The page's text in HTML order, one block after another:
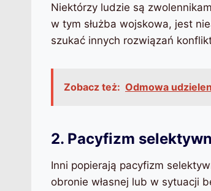
Niektórzy ludzie są
w tym służba wojskowa, jest
szukać innych rozwiązań
Zobacz też: Odmowa
2. Pacyfizm
Inni popierają pacyfizm
obronie własnej lub w sytuacji